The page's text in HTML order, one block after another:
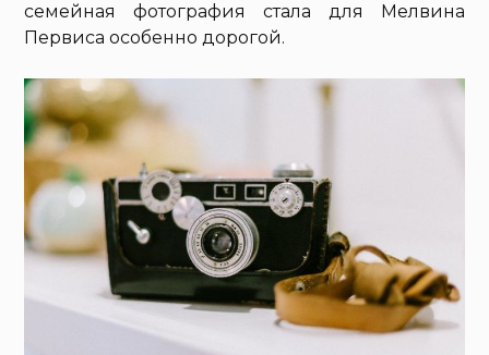
семейная фотография стала для Мелвина
Первиса особенно дорогой.